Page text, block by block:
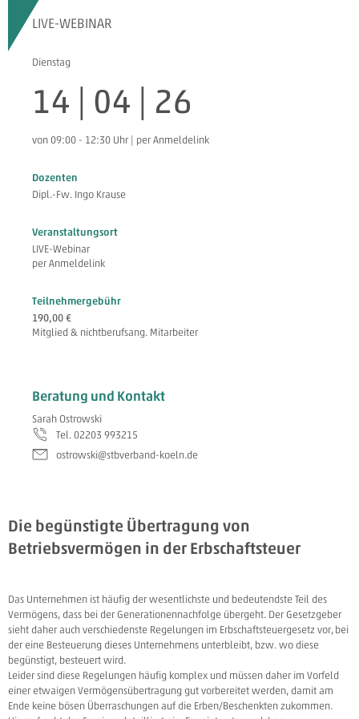
LIVE-WEBINAR
Dienstag
14 | 04 | 26
von 09:00 - 12:30 Uhr | per Anmeldelink
Dozenten
Dipl.-Fw. Ingo Krause
Veranstaltungsort
LIVE-Webinar
per Anmeldelink
Teilnehmergebühr
190,00 €
Mitglied & nichtberufsang. Mitarbeiter
Beratung und Kontakt
Sarah Ostrowski
Tel. 02203 993215
ostrowski@stbverband-koeln.de
Die begünstigte Übertragung von
Betriebsvermögen in der Erbschaftsteuer
Das Unternehmen ist häufig der wesentlichste und bedeutendste Teil des
Vermögens, dass bei der Generationennachfolge übergeht. Der Gesetzgeber
sieht daher auch verschiedenste Regelungen im Erbschaftsteuergesetz vor, bei
der eine Besteuerung dieses Unternehmens unterbleibt, bzw. wo diese
begünstigt, besteuert wird.
Leider sind diese Regelungen häufig komplex und müssen daher im Vorfeld
einer etwaigen Vermögensübertragung gut vorbereitet werden, damit am
Ende keine bösen Überraschungen auf die Erben/Beschenkten zukommen.